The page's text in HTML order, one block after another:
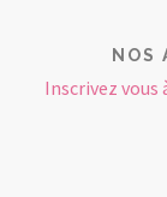
NOS
Inscrivez vous